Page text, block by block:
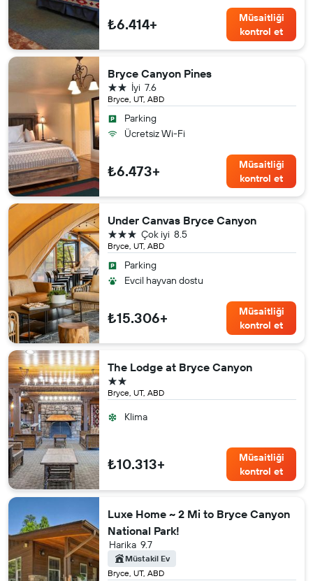
₺6.414+
Müsaitliği
kontrol et
Bryce Canyon Pines
Bryce, UT, ABD
7.6
İyi
2 yıldız
Parking
Ücretsiz Wi-Fi
₺6.473+
Müsaitliği
kontrol et
Under Canvas Bryce Canyon
Bryce, UT, ABD
8.5
Çok iyi
3 yıldız
Parking
Evcil hayvan dostu
₺15.306+
Müsaitliği
kontrol et
The Lodge at Bryce Canyon
Bryce, UT, ABD
2 yıldız
Klima
₺10.313+
Müsaitliği
kontrol et
Luxe Home ~ 2 Mi to Bryce Canyon
National Park!
Bryce, UT, ABD
9.7
Harika
Müstakil Ev